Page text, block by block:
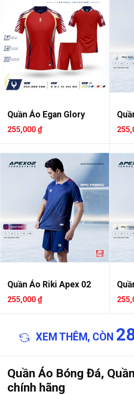
Quần Áo Egan Glory
255,000 ₫
Quần Áo Riki Apex 02
255,000 ₫
XEM THÊM, CÒN
Quần Áo Bóng Đá,
chính hãng